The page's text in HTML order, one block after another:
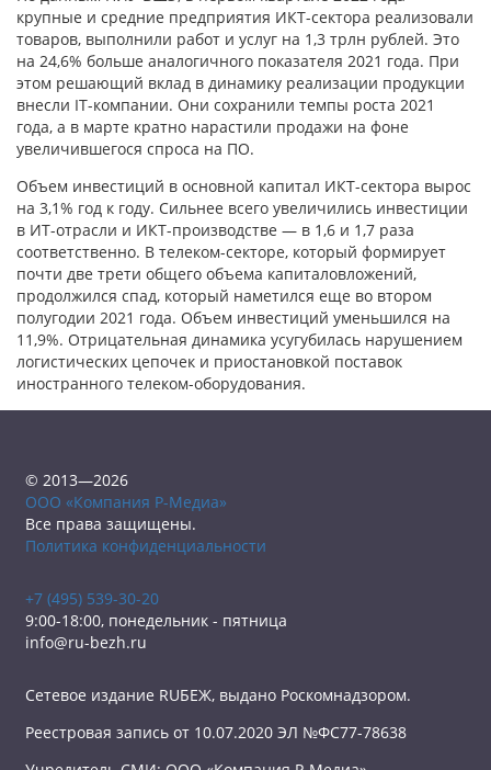
крупные и средние предприятия ИКТ-сектора реализовали
товаров, выполнили работ и услуг на 1,3 трлн рублей. Это
на 24,6% больше аналогичного показателя 2021 года. При
этом решающий вклад в динамику реализации продукции
внесли IT-компании. Они сохранили темпы роста 2021
года, а в марте кратно нарастили продажи на фоне
увеличившегося спроса на ПО.
Объем инвестиций в основной капитал ИКТ-сектора вырос
на 3,1% год к году. Сильнее всего увеличились инвестиции
в ИТ-отрасли и ИКТ-производстве — в 1,6 и 1,7 раза
соответственно. В телеком-секторе, который формирует
почти две трети общего объема капиталовложений,
продолжился спад, который наметился еще во втором
полугодии 2021 года. Объем инвестиций уменьшился на
11,9%. Отрицательная динамика усугубилась нарушением
логистических цепочек и приостановкой поставок
иностранного телеком-оборудования.
© 2013—2026
ООО «Компания Р-Медиа»
Все права защищены.
Политика конфиденциальности
+7 (495) 539-30-20
9:00-18:00, понедельник - пятница
info@ru-bezh.ru
Сетевое издание RUБЕЖ, выдано Роскомнадзором.
Реестровая запись от 10.07.2020 ЭЛ №ФС77-78638